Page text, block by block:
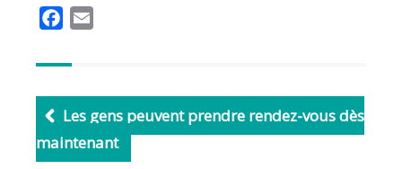
c
b
o
o
l
Les gens peuvent prendre rendez-vous dès
maintenant